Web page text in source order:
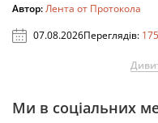
Автор:Лента от Протокола
07.08.2026Переглядів: 175
Ми в соціальних